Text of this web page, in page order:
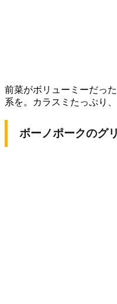
前菜がボリューミーだっ
系を。カラスミたっぷり
ボーノポークのグ